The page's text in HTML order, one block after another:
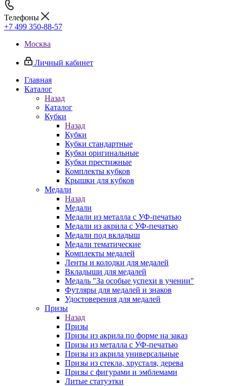
Телефоны
+7 499 350-88-57
Москва
Личный кабинет
Главная
Каталог
Назад
Каталог
Кубки
Назад
Кубки
Кубки стандартные
Кубки оригинальные
Кубки престижные
Комплекты кубков
Крышки для кубков
Медали
Назад
Медали
Медали из металла с УФ-печатью
Медали из акрила с УФ-печатью
Медали под вкладыш
Медали тематические
Комплекты медалей
Ленты и колодки для медалей
Вкладыши для медалей
Медаль "За особые успехи в учении"
Футляры для медалей и знаков
Удостоверения для медалей
Призы
Назад
Призы
Призы из акрила по форме на заказ
Призы из металла с УФ-печатью
Призы из акрила универсальные
Призы из стекла, хрусталя, дерева
Призы с фигурами и эмблемами
Литые статуэтки